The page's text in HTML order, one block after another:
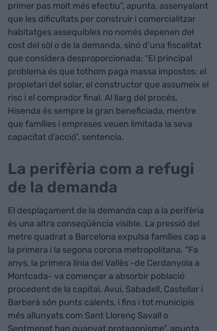
primer pas molt més efectiu”, apunta, assenyalant
que les dificultats per construir i comercialitzar
habitatges assequibles no només depenen del
cost del sòl o de la demanda, sinó d’una fiscalitat
que considera desproporcionada: “El principal
problema és que tothom paga massa impostos: el
propietari del solar, el constructor que assumeix el
risc i el comprador final. Al llarg del procés,
Hisenda és sempre la gran beneficiada, mentre
que famílies i empreses veuen limitada la seva
capacitat d’acció”, sentencia.
La perifèria com a refugi
de la demanda
El desplaçament de la demanda cap a la perifèria
és una altra conseqüència visible. La pressió del
metre quadrat a Barcelona expulsa famílies cap a
la primera i la segona corona metropolitana. “Fa
anys, la primera línia del Vallès -de Cerdanyola a
Montcada- va començar a absorbir població
procedent de la capital. Avui, Sabadell, Castellar i
Barberà són punts calents, i fins i tot municipis
més allunyats com Sant Llorenç Savall o
Sentmenat han guanyat protagonisme”, apunta